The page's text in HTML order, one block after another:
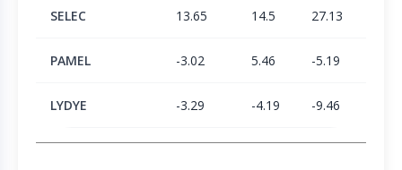
SELEC 13.65 14.5 27.13
PAMEL -3.02 5.46 -5.19
LYDYE -3.29 -4.19 -9.46